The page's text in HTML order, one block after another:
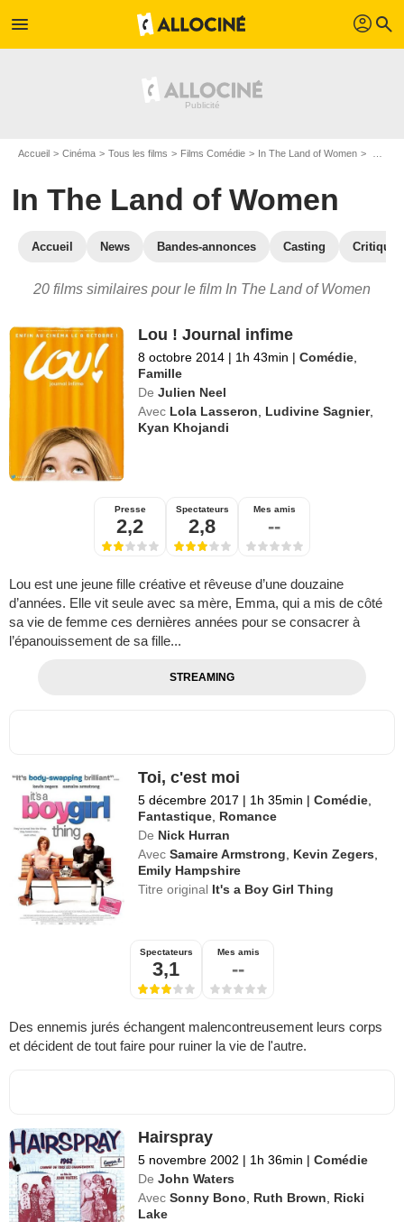
menu profil search
Accueil Cinéma Tous les films Films Comédie In The Land of Women
In The Land of Women
Accueil News Bandes-annonces Casting
20 films similaires pour le film In The Land of Women
Lou ! Journal infime
8 octobre 2014 | 1h 43min | Comédie
Famille
De Julien Neel
Avec Lola Lasseron Ludivine Sagnier,
Kyan Khojandi
Presse
2,2
Spectateurs
2,8
Mes amis
--
Lou est une jeune fille créative et rêveuse d’une douzaine
d’années. Elle vit seule avec sa mère, Emma, qui a mis de côté
sa vie de femme ces dernières années pour se consacrer à
l’épanouissement de sa fille...
STREAMING
Toi, c'est moi
5 décembre 2017 | 1h 35min | Comédie
Fantastique Romance
De Nick Hurran
Avec Samaire Armstrong Kevin Zegers
Emily Hampshire
Titre original It's a Boy Girl Thing
Spectateurs
3,1
Mes amis
--
Des ennemis jurés échangent malencontreusement leurs corps
et décident de tout faire pour ruiner la vie de l'autre.
Hairspray
5 novembre 2002 | 1h 36min | Comédie
De John Waters
Avec Sonny Bono Ruth Brown
Ricki
Lake